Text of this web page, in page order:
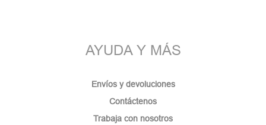
AYUDA Y MÁS
Envíos y devoluciones
Contáctenos
Trabaja con nosotros